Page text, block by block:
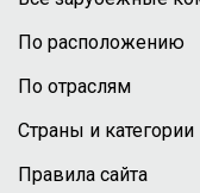
По расположению
По отраслям
Страны и категории
Правила сайта